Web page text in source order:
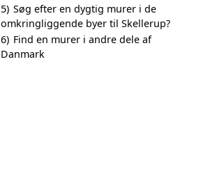
5) Søg efter en dygtig murer i de
omkringliggende byer til Skellerup?
6) Find en murer i andre dele af
Danmark